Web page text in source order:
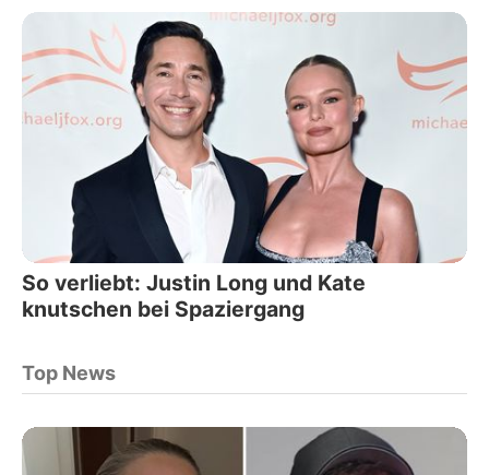
So verliebt: Justin Long und Kate
knutschen bei Spaziergang
Top News